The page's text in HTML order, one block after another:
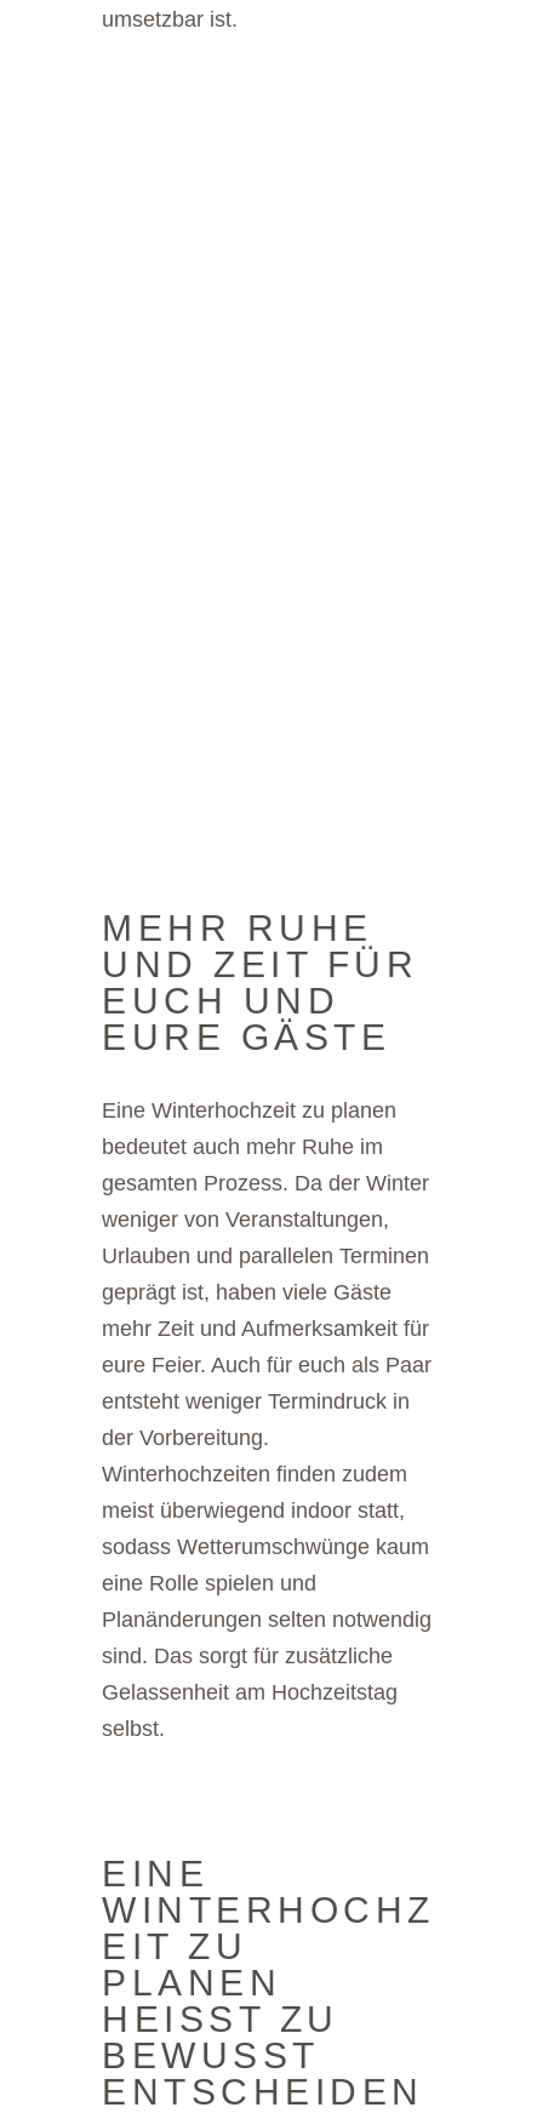
umsetzbar ist.
MEHR RUHE
UND ZEIT FÜR
EUCH UND
EURE GÄSTE
Eine Winterhochzeit zu planen
bedeutet auch mehr Ruhe im
gesamten Prozess. Da der Winter
weniger von Veranstaltungen,
Urlauben und parallelen Terminen
geprägt ist, haben viele Gäste
mehr Zeit und Aufmerksamkeit für
eure Feier. Auch für euch als Paar
entsteht weniger Termindruck in
der Vorbereitung.
Winterhochzeiten finden zudem
meist überwiegend indoor statt,
sodass Wetterumschwünge kaum
eine Rolle spielen und
Planänderungen selten notwendig
sind. Das sorgt für zusätzliche
Gelassenheit am Hochzeitstag
selbst.
EINE
WINTERHOCHZ
EIT ZU
PLANEN
HEISST ZU B
EWUSST E
NTSCHEIDEN